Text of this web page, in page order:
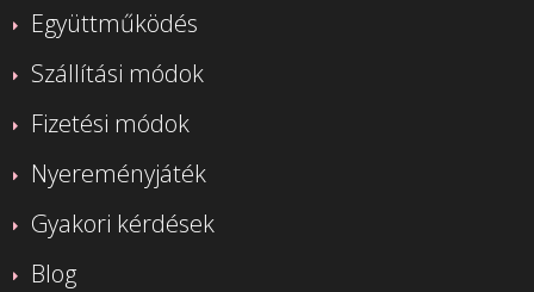
Együttműködés
Szállítási módok
Fizetési módok
Nyereményjáték
Gyakori kérdések
Blog